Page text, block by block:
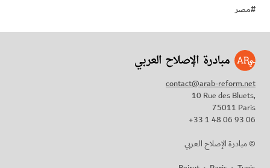
#مصر
contact@arab-reform.net
10 Rue des Bluets,
75011 Paris
+33 1 48 06 93 06
مبادرة الإصلاح العربي ©